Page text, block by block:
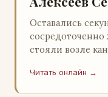
Оставались
стояли возле
прочей публики,
Читать онлайн →